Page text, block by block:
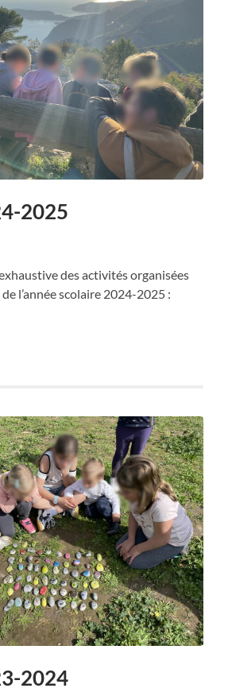
2025
des activités organisées
l’année scolaire 2024-2025 :
2024